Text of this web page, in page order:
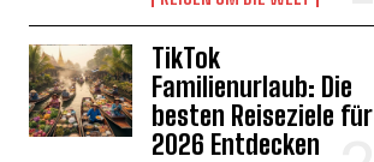
TikTok
Familienurlaub: Die
besten Reiseziele für
2026 Entdecken